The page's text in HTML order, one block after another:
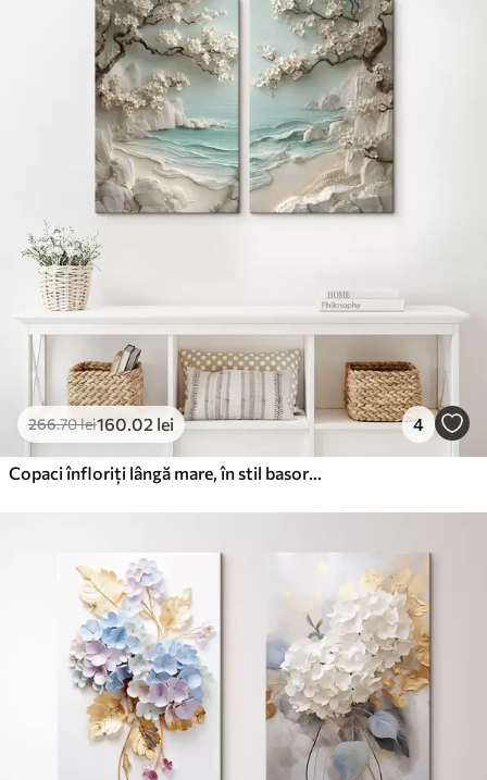
Culori vii și intense
Rezistent la decolorare
Cerneală sigură și inodoră
Suprafață tip pânză
Material ecologic
Premium
De La99 .99
✓Culori vii și intense
✓Rezistent la decolorare
✓Cerneală sigură și inodoră
✓ Suprafață tip pânză
✗ Material ecologic
Eco-Premium
De La124.99lei
Cerneală sigură și inodoră
Suprafață tip pânză
Material ecologic
266.70lei160.02 lei 4
Copaci înfloriți lângă mare, în stil basorelief